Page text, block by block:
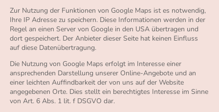
Zur Nutzung der Funktionen von Google Maps ist es notwendig,
Ihre IP Adresse zu speichern. Diese Informationen werden in der
Regel an einen Server von Google in den USA übertragen und
dort gespeichert. Der Anbieter dieser Seite hat keinen Einfluss
auf diese Datenübertragung.
Die Nutzung von Google Maps erfolgt im Interesse einer
ansprechenden Darstellung unserer Online-Angebote und an
einer leichten Auffindbarkeit der von uns auf der Website
angegebenen Orte. Dies stellt ein berechtigtes Interesse im Sinne
von Art. 6 Abs. 1 lit. f DSGVO dar.